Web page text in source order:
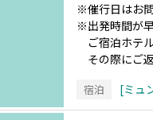
※催行日はお
※出発時間が
ご宿泊ホテ
その際にご
宿泊 ミュ